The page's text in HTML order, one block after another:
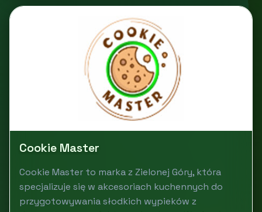
Cookie Master
Cookie Master to marka z Zielonej Góry, która
specjalizuje się w akcesoriach kuchennych do
przygotowywania słodkich wypieków z